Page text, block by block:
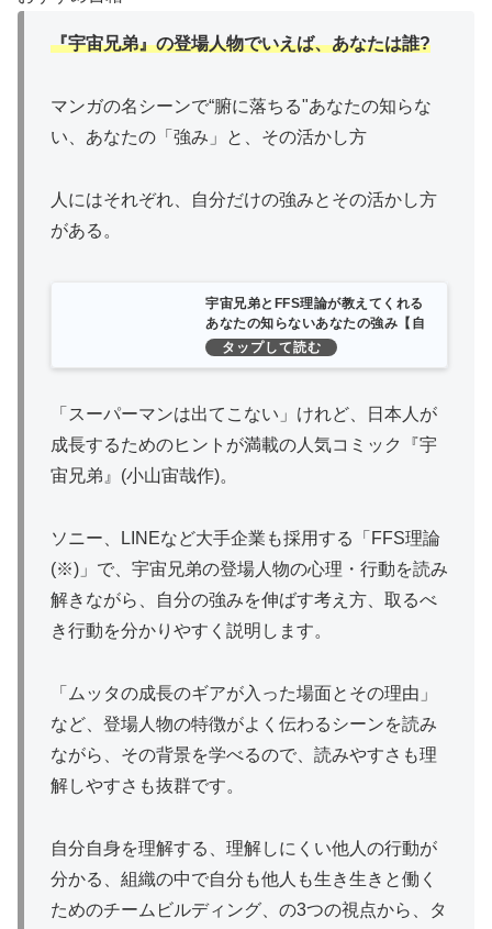
『宇宙兄弟』の登場人物でいえば、あなたは誰?
マンガの名シーンで“腑に落ちる"あなたの知らな
い、あなたの「強み」と、その活かし方
人にはそれぞれ、自分だけの強みとその活かし方
がある。
宇宙兄弟とFFS理論が教えてくれる
あなたの知らないあなたの強み【自
己診断ID付き】 | 古野俊幸 |本 | 通販
「スーパーマンは出てこない」けれど、日本人が
成長するためのヒントが満載の人気コミック『宇
宙兄弟』(小山宙哉作)。
ソニー、LINEなど大手企業も採用する「FFS理論
(※)」で、宇宙兄弟の登場人物の心理・行動を読み
解きながら、自分の強みを伸ばす考え方、取るべ
き行動を分かりやすく説明します。
「ムッタの成長のギアが入った場面とその理由」
など、登場人物の特徴がよく伝わるシーンを読み
ながら、その背景を学べるので、読みやすさも理
解しやすさも抜群です。
自分自身を理解する、理解しにくい他人の行動が
分かる、組織の中で自分も他人も生き生きと働く
ためのチームビルディング、の3つの視点から、タ